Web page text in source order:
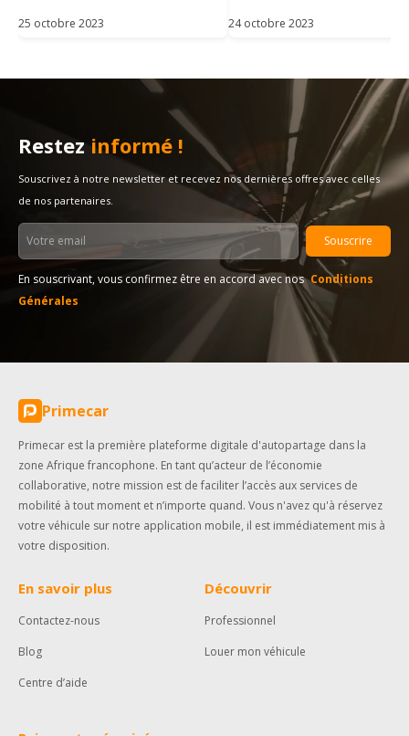
25 octobre 2023 24 octobre 2023
Restez informé !
Souscrivez à notre newsletter et recevez nos dernières offres avec celles
de nos partenaires.
Souscrire
En souscrivant, vous confirmez être en accord avec nos Conditions
Générales
Primecar
Primecar est la première plateforme digitale d'autopartage dans la
zone Afrique francophone. En tant qu’acteur de l’économie
collaborative, notre mission est de faciliter l’accès aux services de
mobilité à tout moment et n’importe quand. Vous n'avez qu'à réservez
votre véhicule sur notre application mobile, il est immédiatement mis à
votre disposition.
En savoir plus
Contactez-nous
Blog
Centre d’aide
Découvrir
Professionnel
Louer mon véhicule